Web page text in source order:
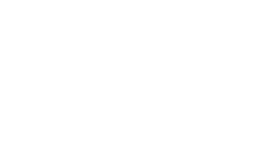
des Lignes